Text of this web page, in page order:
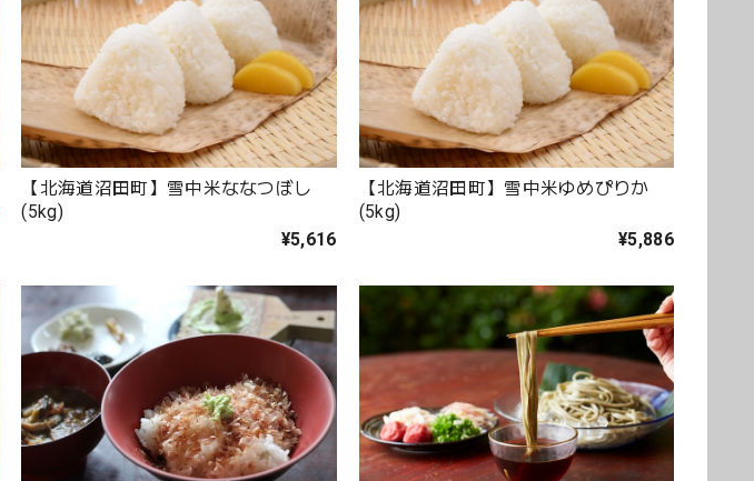
【北海道沼田町】雪中米ななつぼし
(5kg)
¥5,616
【北海道沼田町】雪中米ゆめぴりか
(5kg)
¥5,886